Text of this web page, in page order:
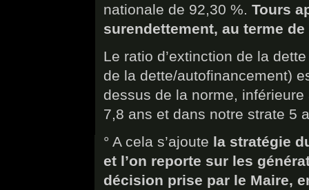
nationale de 92,30 %. Tours
surendettement, au terme
Le ratio d’extinction de la
de la dette/autofinancement)
dessus de la norme,
7,8 ans et dans notre strate 5
° A cela s’ajoute la stratégie
et l’on reporte sur les
décision prise par le Maire,